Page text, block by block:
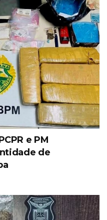
e PM
de